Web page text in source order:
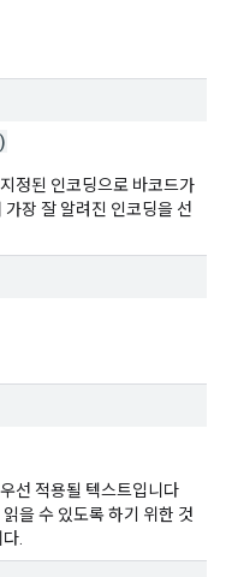
)
정된 인코딩으로 바코드가
장 잘 알려진 인코딩을 선
선 적용될 텍스트입니다
을 수 있도록 하기 위한 것
.